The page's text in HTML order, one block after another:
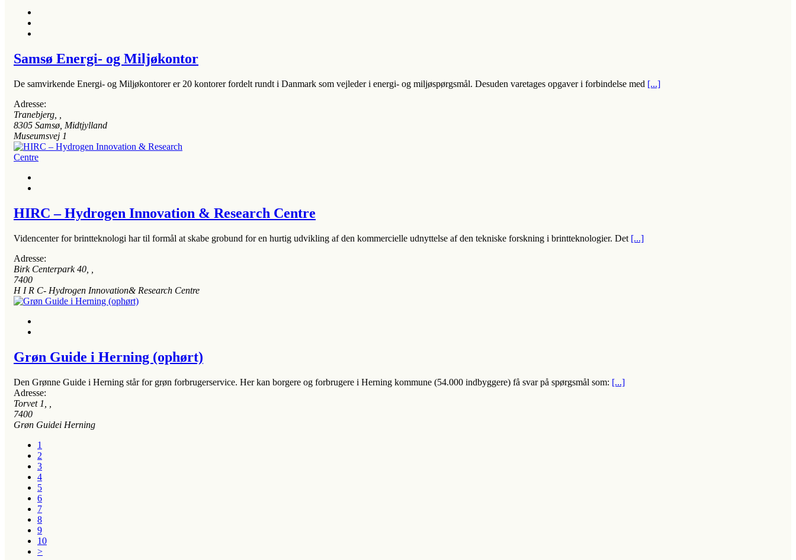
Samsø Energi- og Miljøkontor
De samvirkende Energi- og Miljøkontorer er 20 kontorer fordelt rundt i Danmark som vejleder i energi- og miljøspørgsmål. Desuden varetages opgaver i forbindelse med [...]
Adresse:
Tranebjerg
8305 Samsø, Midtjylland
Museumsvej 1
HIRC – Hydrogen Innovation & Research Centre
Videncenter for brintteknologi har til formål at skabe grobund for en hurtig udvikling af den kommercielle udnyttelse af den tekniske forskning i brintteknologier. Det [...]
Adresse:
Birk Centerpark 40
7400
H I R C- Hydrogen Innovation& Research Centre
Grøn Guide i Herning (ophørt)
Den Grønne Guide i Herning står for grøn forbrugerservice. Her kan borgere og forbrugere i Herning kommune (54.000 indbyggere) få svar på spørgsmål som: [...]
Adresse:
Torvet 1
7400
Grøn Guidei Herning
1
2
3
4
5
6
7
8
9
10
>